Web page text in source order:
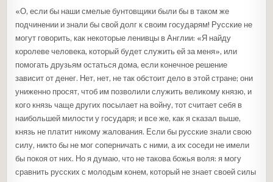
«О, если бы наши смелые бунтовщики были бы в таком же
подчинении и знали бы свой долг к своим государям! Русские не
могут говорить, как некоторые ленивцы в Англии: «Я найду
королеве человека, который будет служить ей за меня», или
помогать друзьям остаться дома, если конечное решение
зависит от денег. Нет, нет, не так обстоит дело в этой стране; они
униженно просят, чтоб им позволили служить великому князю, и
кого князь чаще других посылает на войну, тот считает себя в
наибольшей милости у государя; и все же, как я сказал выше,
князь не платит никому жалования. Если бы русские знали свою
силу, никто бы не мог соперничать с ними, а их соседи не имели
бы покоя от них. Но я думаю, что не такова божья воля: я могу
сравнить русских с молодым конем, который не знает своей силы